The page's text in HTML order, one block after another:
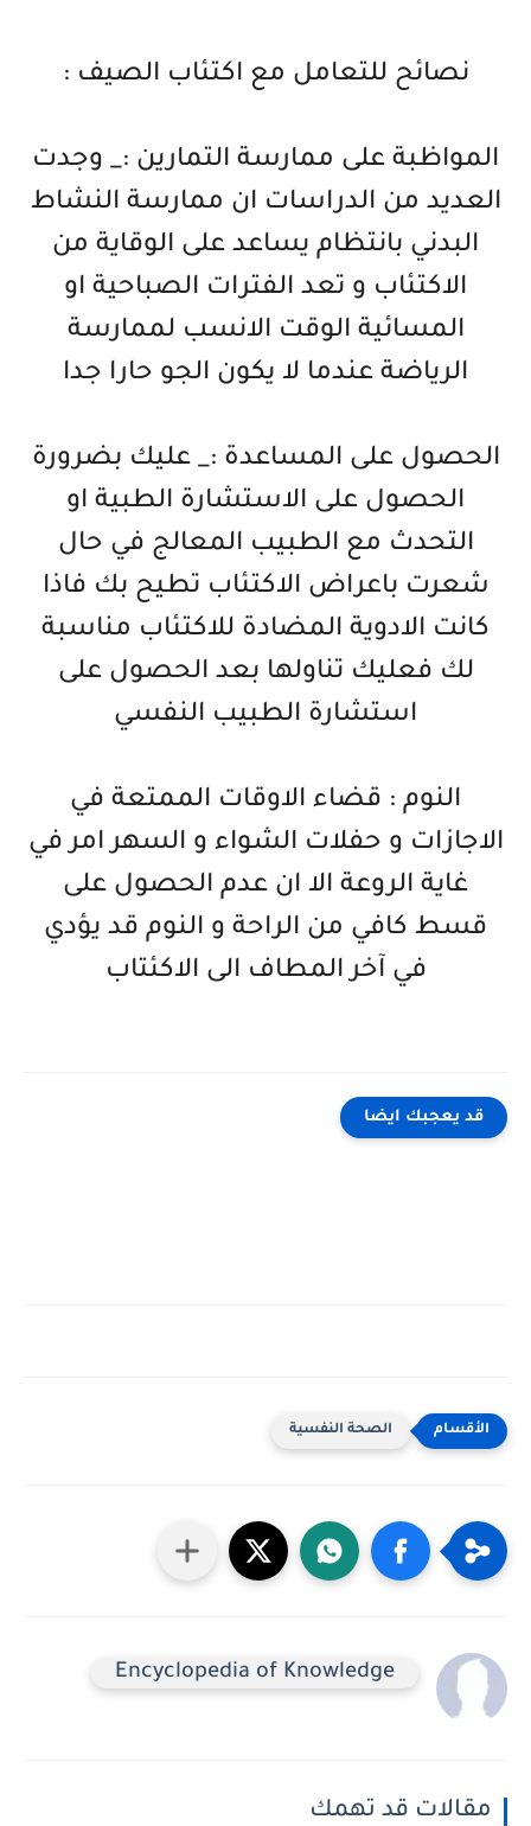
نصائح للتعامل مع اكتئاب الصيف :
المواظبة على ممارسة التمارين :_ وجدت
العديد من الدراسات ان ممارسة النشاط
البدني بانتظام يساعد على الوقاية من
الاكتئاب و تعد الفترات الصباحية او
المسائية الوقت الانسب لممارسة
الرياضة عندما لا يكون الجو حارا جدا
الحصول على المساعدة :_ عليك بضرورة
الحصول على الاستشارة الطبية او
التحدث مع الطبيب المعالج في حال
شعرت باعراض الاكتئاب تطيح بك فاذا
كانت الادوية المضادة للاكتئاب مناسبة
لك فعليك تناولها بعد الحصول على
استشارة الطبيب النفسي
النوم : قضاء الاوقات الممتعة في
الاجازات و حفلات الشواء و السهر امر في
غاية الروعة الا ان عدم الحصول على
قسط كافي من الراحة و النوم قد يؤدي
في آخر المطاف الى الاكئتاب
قد يعجبك ايضا
الصحة النفسية
Encyclopedia of Knowledge
مقالات قد تهمك